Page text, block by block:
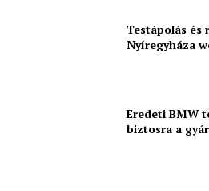
Testápolás és
Nyíregyháza
Eredeti BMW
biztosra a